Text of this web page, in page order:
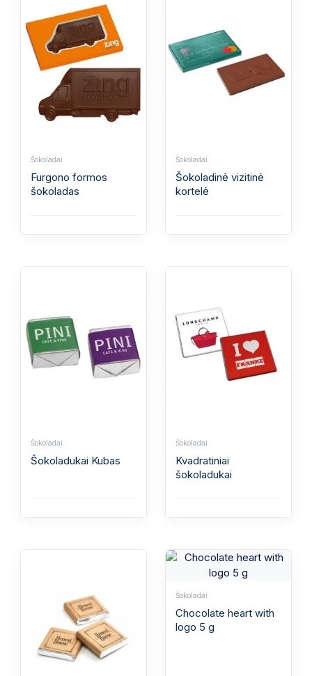
Šokoladai
Furgono formos
šokoladas
Šokoladai
Šokoladinė vizitinė
kortelė
Šokoladai
Šokoladukai Kubas
Šokoladai
Kvadratiniai
šokoladukai
Šokoladai
Chocolate heart with
logo 5 g